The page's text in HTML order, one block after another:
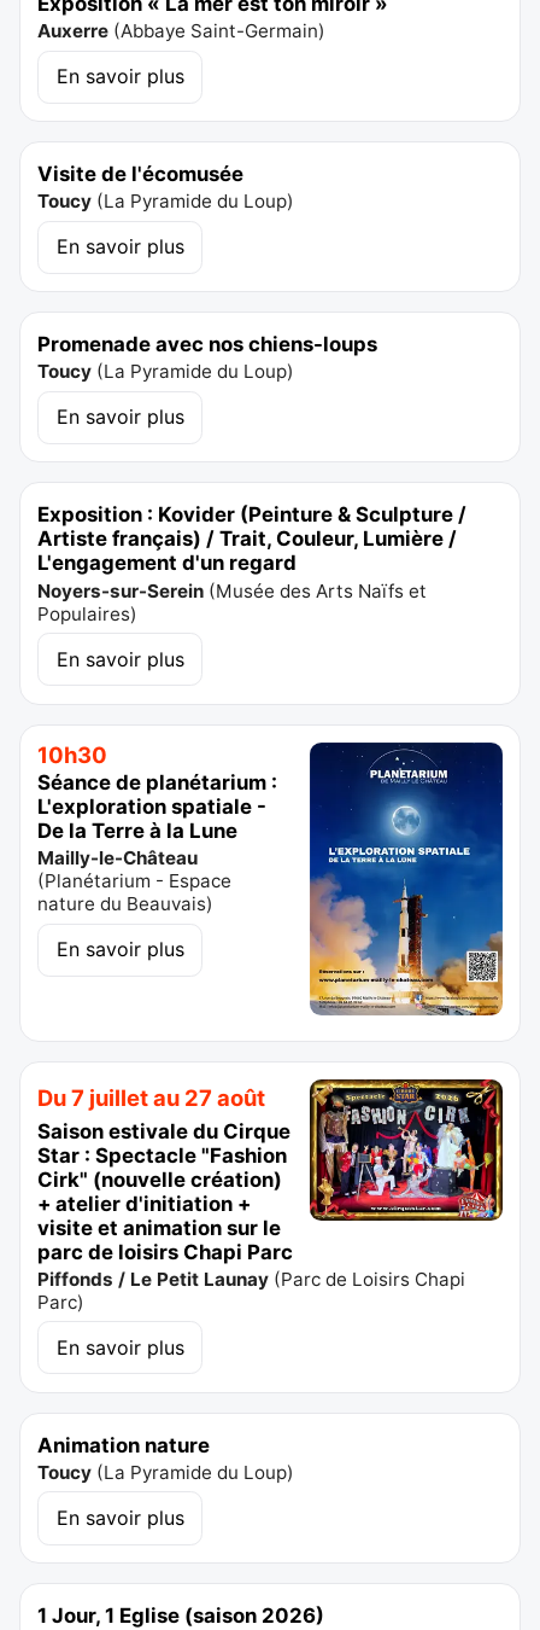
Auxerre (Abbaye Saint-Germain)
En savoir plus
Visite de l'écomusée
Toucy (La Pyramide du Loup)
En savoir plus
Promenade avec nos chiens-loups
Toucy (La Pyramide du Loup)
En savoir plus
Exposition : Kovider (Peinture & Sculpture /
Artiste français) / Trait, Couleur, Lumière /
L'engagement d'un regard
Noyers-sur-Serein (Musée des Arts Naïfs et
Populaires)
En savoir plus
10h30
Séance de planétarium :
L'exploration spatiale -
De la Terre à la Lune
Mailly-le-Château
(Planétarium - Espace
nature du Beauvais)
En savoir plus
Du 7 juillet au 27 août
Saison estivale du Cirque
Star : Spectacle "Fashion
Cirk" (nouvelle création)
+ atelier d'initiation +
visite et animation sur le
parc de loisirs Chapi Parc
Piffonds / Le Petit Launay (Parc de Loisirs Chapi
Parc)
En savoir plus
Animation nature
Toucy (La Pyramide du Loup)
En savoir plus
1 Jour, 1 Eglise (saison 2026)